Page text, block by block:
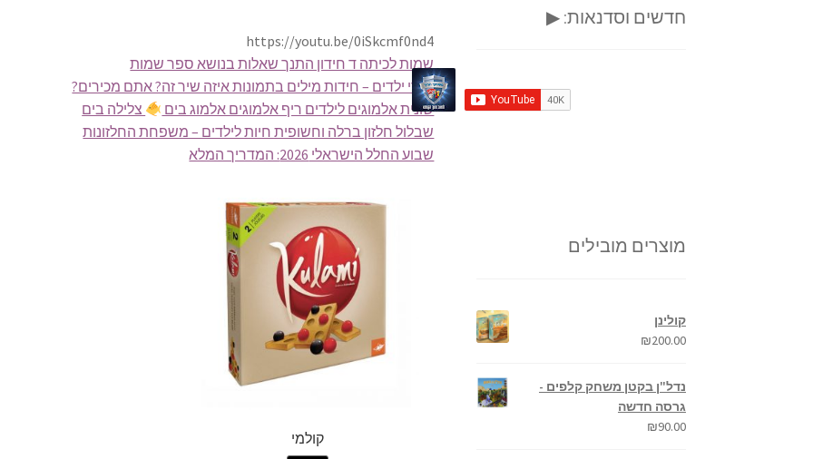
https://youtu.be/0iSkcmf0nd4
שמות לכיתה ד חידון התנך שאלות בנושא ספר שמות
שירי ילדים – חידות מילים בתמונות איזה שיר זה? אתם מכירים?
שונית אלמוגים לילדים ריף אלמוגים אלמוג בים
צלילה בים
שבלול חלזון ברלה וחשופית חיות לילדים – משפחת החלזונות
שבוע החלל הישראלי 2026: המדריך המלא
קולמי
חדשים וסדנאות: ▶
מוצרים מובילים
קולינן
₪200.00
נדל"ן בקטן משחק קלפים -
גרסה חדשה
₪90.00